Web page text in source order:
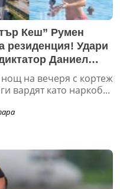
Кеш” Румен
резиденция! Удари
Даниел
на вечеря с кортеж
вардят като наркоб...